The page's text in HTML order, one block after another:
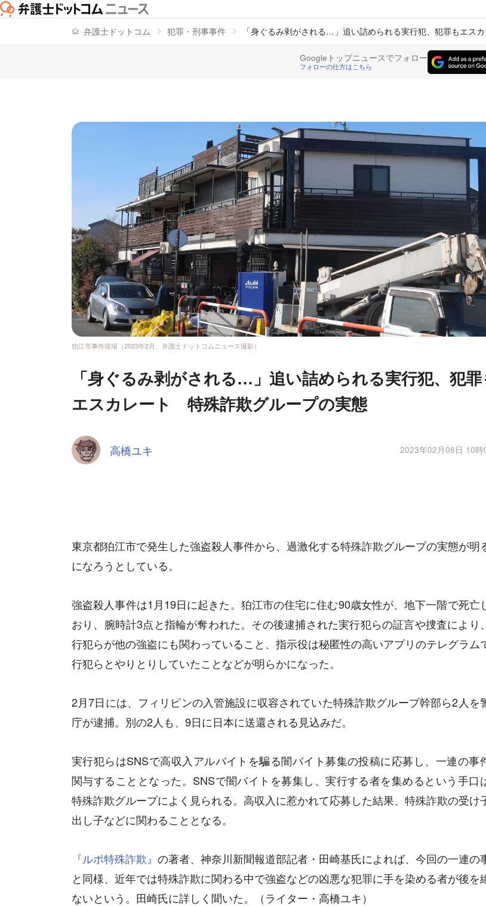
弁護士ドットコム 犯罪・刑事事件 「身ぐるみ剥がされる…」追い詰められる実行犯、犯罪もエス
Googleトップニュースでフォロー
フォローの仕方はこちら
狛江市事件現場（2023年2月、弁護士ドットコムニュース撮影）
「身ぐるみ剥がされる…」追い詰められる実行犯、犯罪
エスカレート 特殊詐欺グループの実態
高橋ユキ 2023年02月08日 10時
東京都狛江市で発生した強盗殺人事件から、過激化する特殊詐欺グループの実態が明
になろうとしている。
強盗殺人事件は1月19日に起きた。狛江市の住宅に住む90歳女性が、地下一階で死亡
おり、腕時計3点と指輪が奪われた。その後逮捕された実行犯らの証言や捜査により
行犯らが他の強盗にも関わっていること、指示役は秘匿性の高いアプリのテレグラム
行犯らとやりとりしていたことなどが明らかになった。
2月7日には、フィリピンの入管施設に収容されていた特殊詐欺グループ幹部ら2人を
庁が逮捕。別の2人も、9日に日本に送還される見込みだ。
実行犯らはSNSで高収入アルバイトを騙る闇バイト募集の投稿に応募し、一連の事
関与することとなった。SNSで闇バイトを募集し、実行する者を集めるという手口は
特殊詐欺グループによく見られる。高収入に惹かれて応募した結果、特殊詐欺の受け
出し子などに関わることとなる。
『ルポ特殊詐欺』 の著者、神奈川新聞報道部記者・田崎基氏によれば、今回の一連の
と同様、近年では特殊詐欺に関わる中で強盗などの凶悪な犯罪に手を染める者が後を
ないという。田崎氏に詳しく聞いた。（ライター・高橋ユキ）